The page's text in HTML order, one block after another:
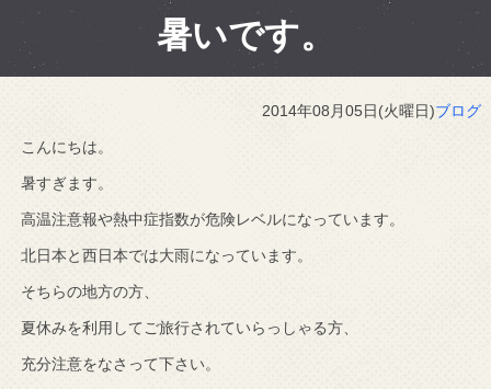
暑いです。
2014年08月05日(火曜日)ブログ
こんにちは。
暑すぎます。
高温注意報や熱中症指数が危険レベルになっています。
北日本と西日本では大雨になっています。
そちらの地方の方、
夏休みを利用してご旅行されていらっしゃる方、
充分注意をなさって下さい。